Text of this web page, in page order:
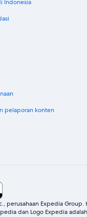
Indonesia
pelaporan konten
perusahaan Expedia
dan Logo Expedia